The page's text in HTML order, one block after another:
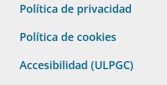
Política de privacidad
Política de cookies
Accesibilidad (ULPGC)